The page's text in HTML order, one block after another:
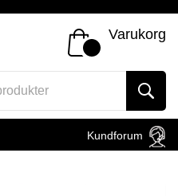
Varukorg
Kundforum